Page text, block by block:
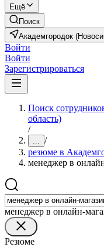
Ещё
Поиск
Академгородок
Войти
Войти
Зарегистрироваться
Поиск
область)
/
... /
резюме в
менеджер в
менеджер в онлайн-
Резюме